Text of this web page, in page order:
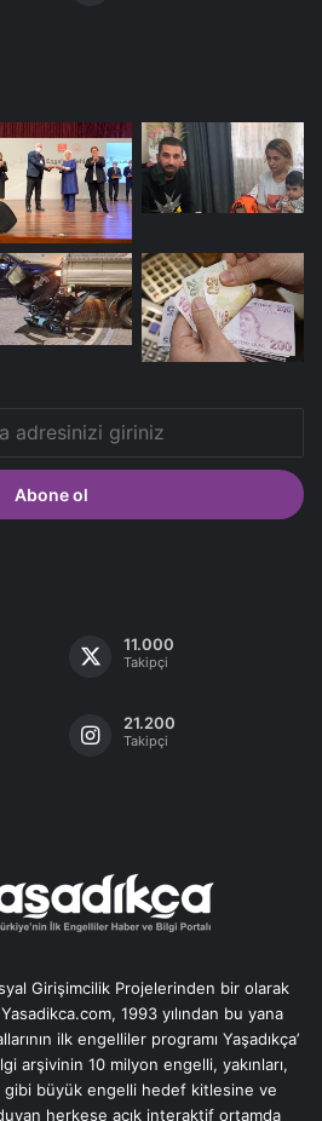
11.000
Takipçi
21.200
Takipçi
Girişimcilik Projelerinden bir olarak
1993 yılından bu yana
ilk engelliler programı Yaşadıkça’
arşivinin 10 milyon engelli, yakınları,
büyük engelli hedef kitlesine ve
herkese açık interaktif ortamda